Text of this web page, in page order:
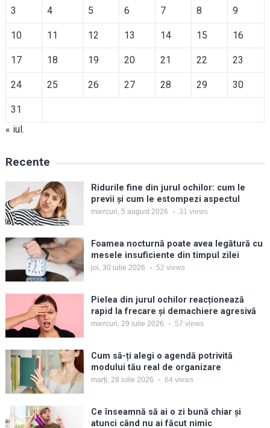
3 4 5 6 7 8 9
10 11 12 13 14 15 16
17 18 19 20 21 22 23
24 25 26 27 28 29 30
31
« iul.
Recente
Ridurile fine din jurul ochilor: cum le
previi și cum le estompezi aspectul
miercuri, 5 august 2026 31 views
Foamea nocturnă poate avea legătură cu
mesele insuficiente din timpul zilei
joi, 30 iulie 2026 52 views
Pielea din jurul ochilor reacționează
rapid la frecare și demachiere agresivă
miercuri, 29 iulie 2026 57 views
Cum să-ți alegi o agendă potrivită
modului tău real de organizare
marți, 28 iulie 2026 64 views
Ce înseamnă să ai o zi bună chiar și
atunci când nu ai făcut nimic